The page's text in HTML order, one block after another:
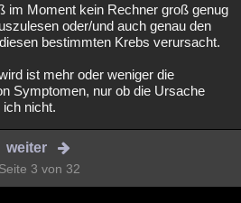
im Moment kein Rechner groß genug
oder/und auch genau den
bestimmten Krebs verursacht.
ist mehr oder weniger die
Symptomen, nur ob die Ursache
nicht.
weiter
Seite 3 von 32